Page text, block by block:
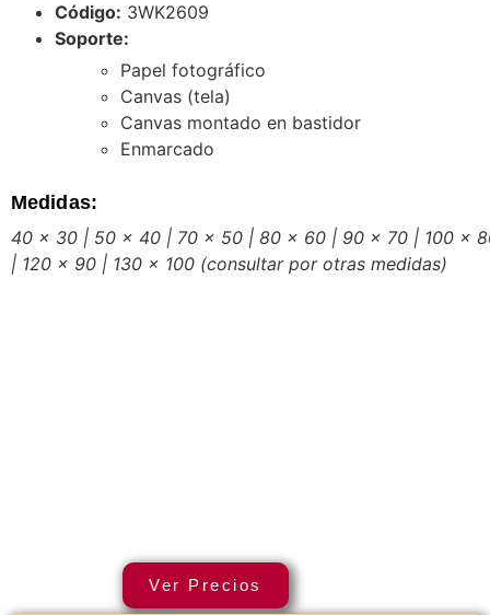
Código: 3WK2609
Soporte:
Papel fotográfico
Canvas (tela)
Canvas montado en bastidor
Enmarcado
Medidas:
40 x 30 | 50 x 40 | 70 x 50 | 80 x 60 | 90 x 70 | 100 x
| 120 x 90 | 130 x 100 (consultar por otras medidas)
Ver Precios